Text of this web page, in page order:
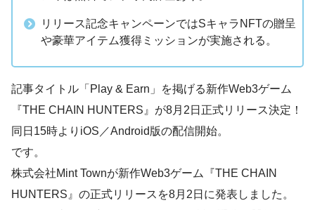
リリース記念キャンペーンではSキャラNFTの贈呈
や豪華アイテム獲得ミッションが実施される。
記事タイトル「Play & Earn」を掲げる新作Web3ゲーム
『THE CHAIN HUNTERS』が8月2日正式リリース決定！
同日15時よりiOS／Android版の配信開始。
です。
株式会社Mint Townが新作Web3ゲーム『THE CHAIN
HUNTERS』の正式リリースを8月2日に発表しました。